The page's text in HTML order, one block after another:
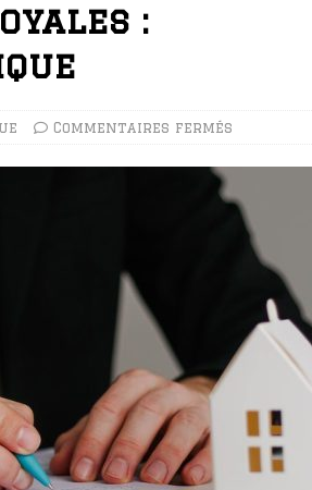
:
Commentaires fermés